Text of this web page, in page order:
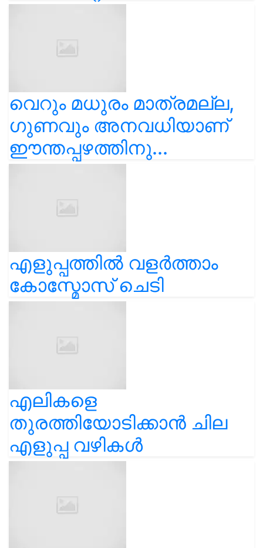
വെറും മധുരം മാത്രമല്ല,
ഗുണവും അനവധിയാണ്
ഈന്തപ്പഴത്തിനു...
എളുപ്പത്തിൽ വളർത്താം
കോസ്മോസ് ചെടി
എലികളെ
തുരത്തിയോടിക്കാൻ ചില
എളുപ്പ വഴികൾ